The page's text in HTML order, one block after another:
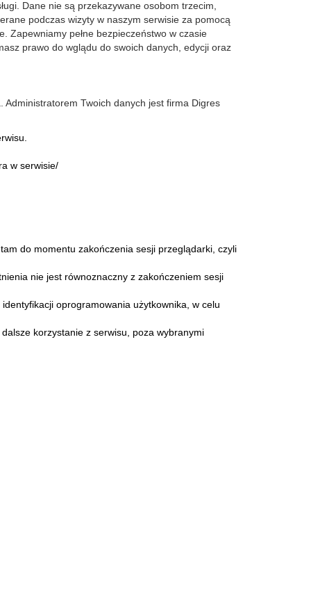
Dane nie są przekazywane osobom trzecim,
podczas wizyty w naszym serwisie za pomocą
Zapewniamy pełne bezpieczeństwo w czasie
prawo do wglądu do swoich danych, edycji oraz
Twoich danych jest firma Digres
w serwisie/
do momentu zakończenia sesji przeglądarki, czyli
nie jest równoznaczny z zakończeniem sesji
oprogramowania użytkownika, w celu
korzystanie z serwisu, poza wybranymi